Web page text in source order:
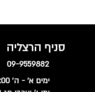
סניף הרצליה
09-9559882
ימים א' - ה' 10:00-21:00